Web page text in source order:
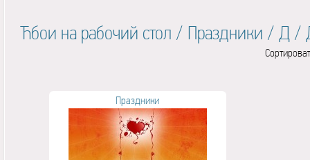
Ћбои на рабочий стол / Праздники / Д /
Праздники